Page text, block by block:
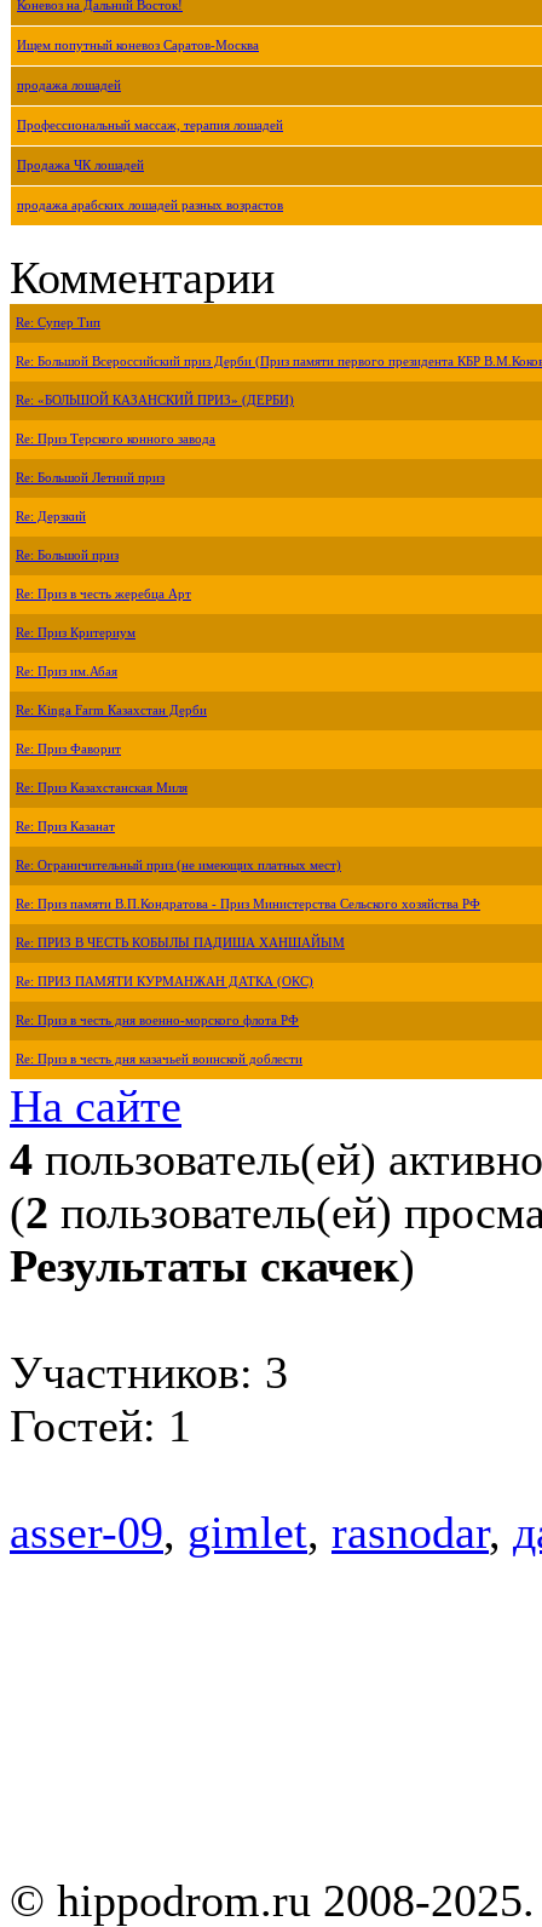
Коневоз на Дальний Восток!
Ищем попутный коневоз Саратов-Москва
продажа лошадей
Профессиональный массаж, терапия лошадей
Продажа ЧК лошадей
продажа арабских лошадей разных возрастов
Комментарии
Re: Супер Тип
Re: Большой Всероссийский приз Дерби (Приз памяти первого президента КБР
Re: «БОЛЬШОЙ КАЗАНСКИЙ ПРИЗ» (ДЕРБИ)
Re: Приз Терского конного завода
Re: Большой Летний приз
Re: Дерзкий
Re: Большой приз
Re: Приз в честь жеребца Арт
Re: Приз Критериум
Re: Приз им.Абая
Re: Kinga Farm Казахстан Дерби
Re: Приз Фаворит
Re: Приз Казахстанская Миля
Re: Приз Казанат
Re: Ограничительный приз (не имеющих платных мест)
Re: Приз памяти В.П.Кондратова - Приз Министерства Сельского хозяйства РФ
Re: ПРИЗ В ЧЕСТЬ КОБЫЛЫ ПАДИША ХАНШАЙЫМ
Re: ПРИЗ ПАМЯТИ КУРМАНЖАН ДАТКА (ОКС)
Re: Приз в честь дня военно-морского флота РФ
Re: Приз в честь дня казачьей воинской доблести
На сайте
4 пользователь(ей) активно
(2 пользователь(ей)
Результаты скачек)
Участников: 3
Гостей: 1
asser-09, gimlet, rasnodar,
© hippodrom.ru 2008-